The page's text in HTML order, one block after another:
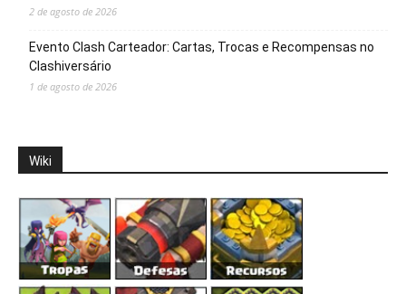
2 de agosto de 2026
Evento Clash Carteador: Cartas, Trocas e Recompensas no
Clashiversário
1 de agosto de 2026
Wiki